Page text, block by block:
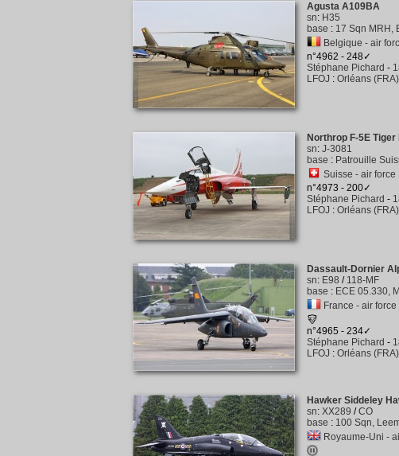
Agusta A109BA
sn: H35
base : 17 Sqn MRH,
Belgique - air
n°4962 - 248✓
Stéphane Pichard -
LFOJ : Orléans
Northrop F-5E Tiger II
sn: J-3081
base : Patrouille
Suisse - air force
n°4973 - 200✓
Stéphane Pichard -
LFOJ : Orléans
Dassault-Dornier
sn: E98 / 118-MF
base : ECE 05.330,
France - air force
n°4965 - 234✓
Stéphane Pichard -
LFOJ : Orléans
Hawker Siddeley
sn: XX289 /CO
base : 100 Sqn,
Royaume-Uni -